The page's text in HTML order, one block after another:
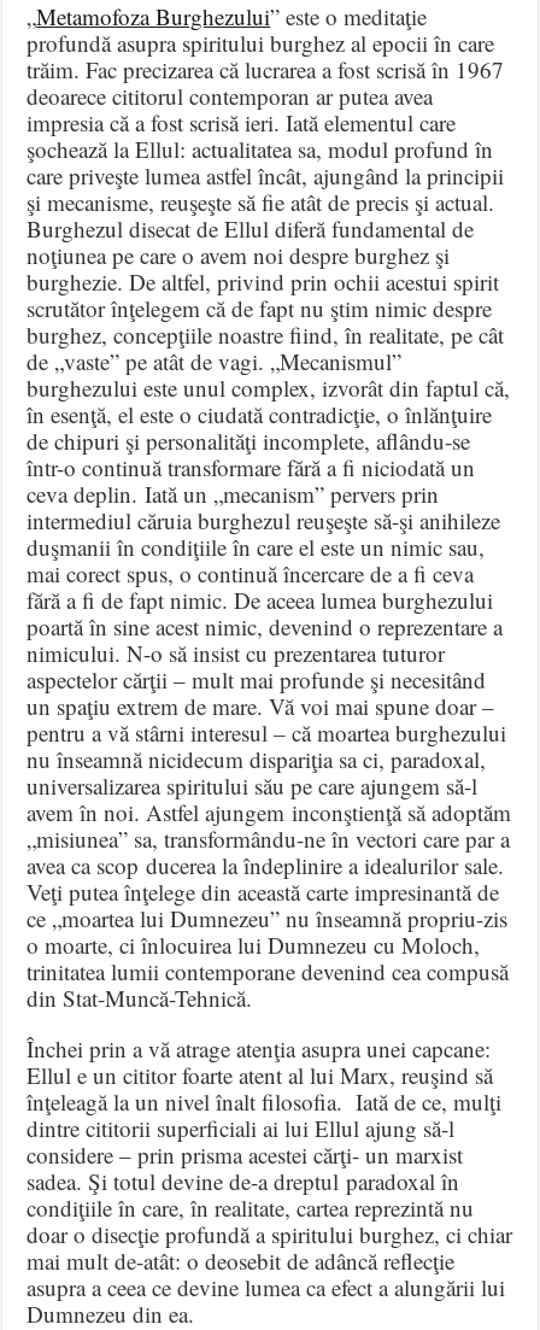
„Metamofoza Burghezului” este o meditaţie
profundă asupra spiritului burghez al epocii în care
trăim. Fac precizarea că lucrarea a fost scrisă în 1967
deoarece cititorul contemporan ar putea avea
impresia că a fost scrisă ieri. Iată elementul care
şochează la Ellul: actualitatea sa, modul profund în
care priveşte lumea astfel încât, ajungând la principii
şi mecanisme, reuşeşte să fie atât de precis şi actual.
Burghezul disecat de Ellul diferă fundamental de
noţiunea pe care o avem noi despre burghez şi
burghezie. De altfel, privind prin ochii acestui spirit
scrutător înţelegem că de fapt nu ştim nimic despre
burghez, concepţiile noastre fiind, în realitate, pe cât
de „vaste” pe atât de vagi. „Mecanismul”
burghezului este unul complex, izvorât din faptul că,
în esenţă, el este o ciudată contradicţie, o înlănţuire
de chipuri şi personalităţi incomplete, aflându-se
într-o continuă transformare fără a fi niciodată un
ceva deplin. Iată un „mecanism” pervers prin
intermediul căruia burghezul reuşeşte să-şi anihileze
duşmanii în condiţiile în care el este un nimic sau,
mai corect spus, o continuă încercare de a fi ceva
fără a fi de fapt nimic. De aceea lumea burghezului
poartă în sine acest nimic, devenind o reprezentare a
nimicului. N-o să insist cu prezentarea tuturor
aspectelor cărţii – mult mai profunde şi necesitând
un spaţiu extrem de mare. Vă voi mai spune doar –
pentru a vă stârni interesul – că moartea burghezului
nu înseamnă nicidecum dispariţia sa ci, paradoxal,
universalizarea spiritului său pe care ajungem să-l
avem în noi. Astfel ajungem inconştienţă să adoptăm
„misiunea” sa, transformându-ne în vectori care par a
avea ca scop ducerea la îndeplinire a idealurilor sale.
Veţi putea înţelege din această carte impresinantă de
ce „moartea lui Dumnezeu” nu înseamnă propriu-zis
o moarte, ci înlocuirea lui Dumnezeu cu Moloch,
trinitatea lumii contemporane devenind cea compusă
din Stat-Muncă-Tehnică.
Închei prin a vă atrage atenţia asupra unei capcane:
Ellul e un cititor foarte atent al lui Marx, reuşind să
înţeleagă la un nivel înalt filosofia. Iată de ce, mulţi
dintre cititorii superficiali ai lui Ellul ajung să-l
considere – prin prisma acestei cărţi- un marxist
sadea. Şi totul devine de-a dreptul paradoxal în
condiţiile în care, în realitate, cartea reprezintă nu
doar o disecţie profundă a spiritului burghez, ci chiar
mai mult de-atât: o deosebit de adâncă reflecţie
asupra a ceea ce devine lumea ca efect a alungării lui
Dumnezeu din ea.